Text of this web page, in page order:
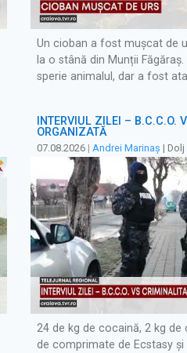
Un cioban a fost mușcat de
la o stână din Munții
sperie animalul, dar a fost
INTERVIUL ZILEI – B.C.C.O.
ORGANIZATĂ
07.08.2026 | Andrei Marinaș | Dolj
24 de kg de cocaină, 2 kg de
de comprimate de Ecstasy